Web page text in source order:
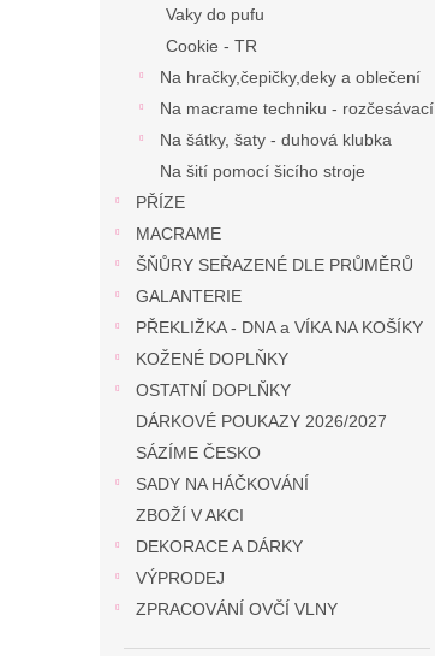
Vaky do pufu
Cookie - TR
Na hračky,čepičky,deky a oblečení
Na macrame techniku - rozčesávací
Na šátky, šaty - duhová klubka
Na šití pomocí šicího stroje
PŘÍZE
MACRAME
ŠŇŮRY SEŘAZENÉ DLE PRŮMĚRŮ
GALANTERIE
PŘEKLIŽKA - DNA a VÍKA NA KOŠÍKY
KOŽENÉ DOPLŇKY
OSTATNÍ DOPLŇKY
DÁRKOVÉ POUKAZY 2026/2027
SÁZÍME ČESKO
SADY NA HÁČKOVÁNÍ
ZBOŽÍ V AKCI
DEKORACE A DÁRKY
VÝPRODEJ
ZPRACOVÁNÍ OVČÍ VLNY